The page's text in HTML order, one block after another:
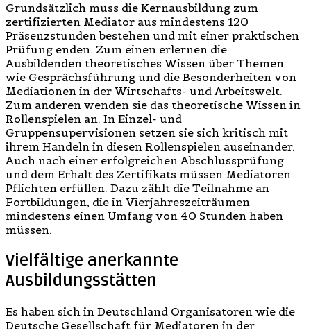
Grundsätzlich muss die Kernausbildung zum
zertifizierten Mediator aus mindestens 120
Präsenzstunden bestehen und mit einer praktischen
Prüfung enden. Zum einen erlernen die
Ausbildenden theoretisches Wissen über Themen
wie Gesprächsführung und die Besonderheiten von
Mediationen in der Wirtschafts- und Arbeitswelt.
Zum anderen wenden sie das theoretische Wissen in
Rollenspielen an. In Einzel- und
Gruppensupervisionen setzen sie sich kritisch mit
ihrem Handeln in diesen Rollenspielen auseinander.
Auch nach einer erfolgreichen Abschlussprüfung
und dem Erhalt des Zertifikats müssen Mediatoren
Pflichten erfüllen. Dazu zählt die Teilnahme an
Fortbildungen, die in Vierjahreszeiträumen
mindestens einen Umfang von 40 Stunden haben
müssen.
Vielfältige anerkannte
Ausbildungsstätten
Es haben sich in Deutschland Organisatoren wie die
Deutsche Gesellschaft für Mediatoren in der